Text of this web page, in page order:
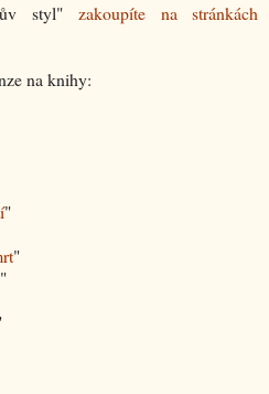
styl"zakoupíte na stránkách
na knihy:
"
"
"